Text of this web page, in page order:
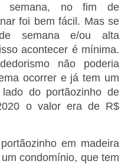
semana, no fim de
foi bem fácil. Mas se
semana e/ou alta
acontecer é mínima.
não poderia
ocorrer e já tem um
do portãozinho de
o valor era de R$
em madeira
condomínio, que tem